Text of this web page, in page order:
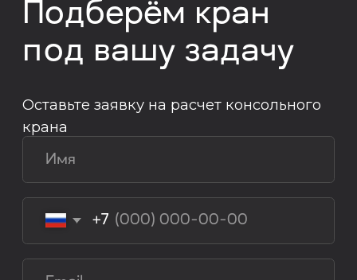
© 2025, ООО «ОКТ-Подъемные машины»
Политика использования cookies
Пользовательское соглашение
Согласие на обработку персональных
данных